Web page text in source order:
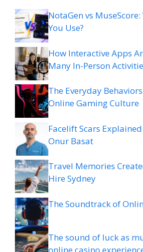
NotaGen vs
You Use?
How Interactive Apps
Many In-Person
The Everyday
Online Gaming Culture
Facelift Scars
Onur Basat
Travel Memories
Hire Sydney
The Soundtrack of
The sound of luck as
online casino